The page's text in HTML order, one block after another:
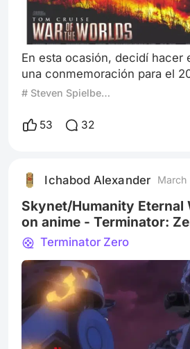
En esta ocasión, decidí hacer
una conmemoración para el
una cinta que me aterrorizó la
los Mundos de Steven
transmisión de radio de Orson
es una increíble cinta de
# Steven Spielberg
53 32
Ichabod Alexander
Skynet/Humanity Eternal
on anime - Terminator:
Terminator Zero